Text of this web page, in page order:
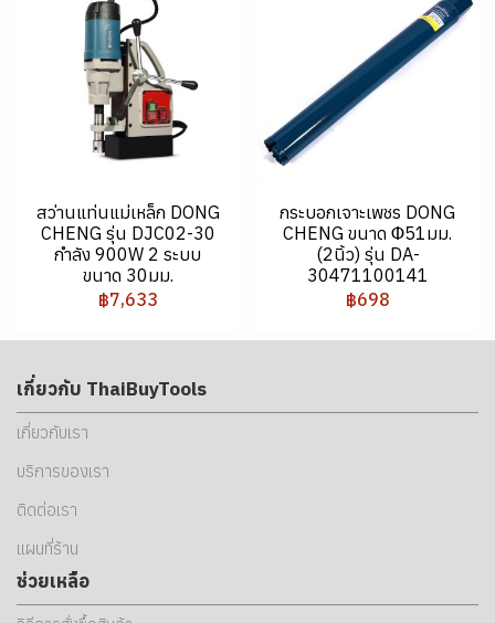
สว่านแท่นแม่เหล็ก DONG
CHENG รุ่น DJC02-30
กำลัง 900W 2 ระบบ
ขนาด 30มม.
฿7,633
กระบอกเจาะเพชร DONG
CHENG ขนาด Φ51มม.
(2นิ้ว) รุ่น DA-
30471100141
฿698
เกี่ยวกับ ThaiBuyTools
เกี่ยวกับเรา
บริการของเรา
ติดต่อเรา
แผนที่ร้าน
ช่วยเหลือ